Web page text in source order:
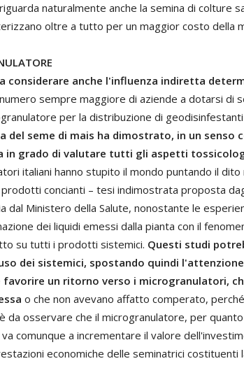
naturalmente anche la semina di colture
oltre a tutto per un maggior costo della
considerare anche l'influenza indiretta
sempre maggiore di aziende a dotarsi di
per la distribuzione di
del seme di mais ha dimostrato, in un senso
in grado di valutare tutti gli aspetti
italiani hanno stupito il mondo puntando il dito
concianti – tesi indimostrata proposta
dal Ministero della Salute, nonostante le
dei liquidi emessi dalla pianta con il
su tutti i prodotti sistemici. Questi studi
dei sistemici, spostando quindi
un ritorno verso i microgranulatori,
o che non avevano affatto comperato,
da osservare che il microgranulatore, per
comunque a incrementare il valore
economiche delle seminatrici costituenti